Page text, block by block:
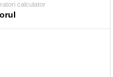
calculator